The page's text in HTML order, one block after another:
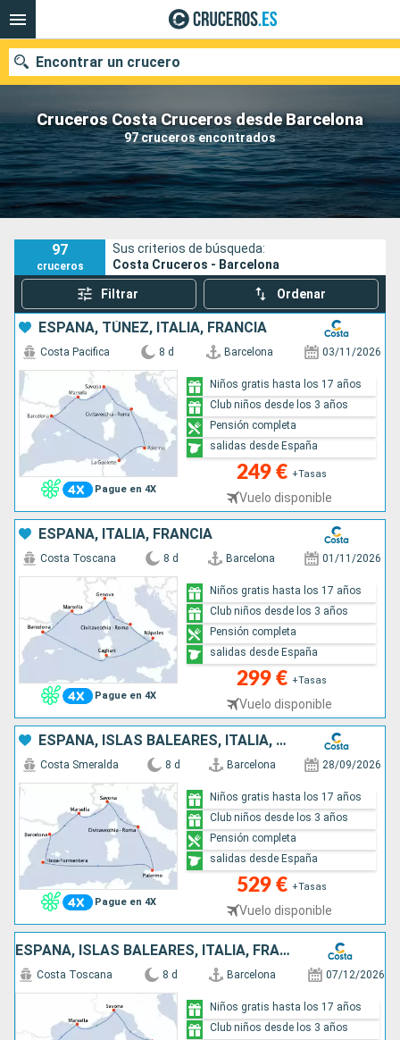
Cruceros Costa Cruceros desde Barcelona
97 cruceros encontrados
Encontrar un crucero
Nuestros destinos
Fecha de salida
Puertos
Buscar
97
cruceros
Sus criterios de búsqueda:
Costa Cruceros - Barcelona
Filtrar Ordenar
ESPAÑA, TÚNEZ, ITALIA, FRANCIA
Pague en 4X
Costa Pacifica 8 d Barcelona 03/11/2026
249 € +Tasas
Vuelo disponible
Niños gratis hasta los 17 años
Club niños desde los 3 años
Pensión completa
salidas desde España
ESPAÑA, ITALIA, FRANCIA
Pague en 4X
Costa Toscana 8 d Barcelona 01/11/2026
299 € +Tasas
Vuelo disponible
Niños gratis hasta los 17 años
Club niños desde los 3 años
Pensión completa
salidas desde España
ESPAÑA, ISLAS BALEARES, ITALIA, FRANCIA
Pague en 4X
Costa Smeralda 8 d Barcelona 28/09/2026
529 € +Tasas
Vuelo disponible
Niños gratis hasta los 17 años
Club niños desde los 3 años
Pensión completa
salidas desde España
ESPAÑA, ISLAS BALEARES, ITALIA, FRANCIA
Costa Toscana 8 d Barcelona 07/12/2026
Niños gratis hasta los 17 años
Club niños desde los 3 años